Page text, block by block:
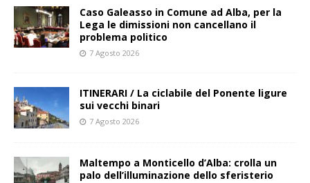
Caso Galeasso in Comune ad Alba, per la
Lega le dimissioni non cancellano il
problema politico
7 Agosto 2026
ITINERARI / La ciclabile del Ponente ligure
sui vecchi binari
7 Agosto 2026
Maltempo a Monticello d’Alba: crolla un
palo dell’illuminazione dello sferisterio